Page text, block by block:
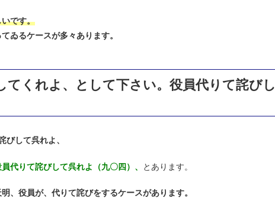
です。
ゐるケースが多々あります。
てくれよ、として下さい。役員代りて詫びし
びして呉れよ、
代りて詫びして呉れよ（九〇四）、 とあります。
、役員が、代りて詫びをするケースがあります。